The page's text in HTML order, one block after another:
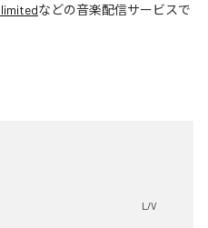
などの音楽配信サービスで
L/V